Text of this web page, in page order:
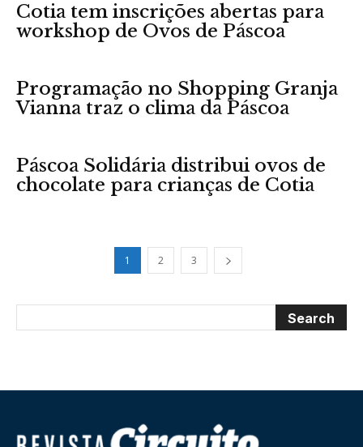
Cotia tem inscrições abertas para
workshop de Ovos de Páscoa
Programação no Shopping Granja
Vianna traz o clima da Páscoa
Páscoa Solidária distribui ovos de
chocolate para crianças de Cotia
1 2 3